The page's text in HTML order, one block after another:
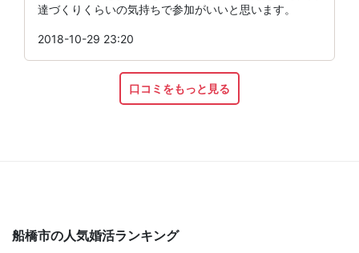
達づくりくらいの気持ちで参加がいいと思います。
2018-10-29 23:20
口コミをもっと見る
船橋市の人気婚活ランキング